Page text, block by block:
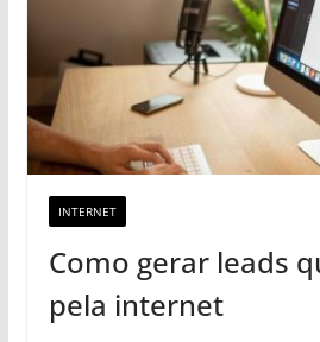
INTERNET
Como gerar leads
pela internet